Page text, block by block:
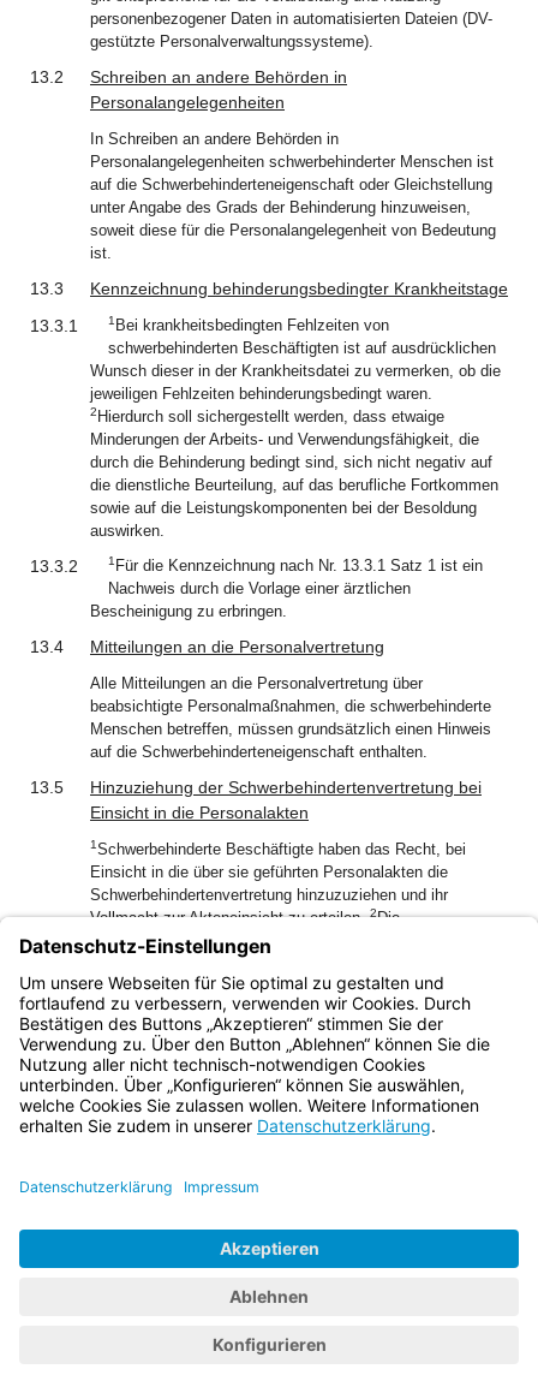
personenbezogener Daten in automatisierten Dateien (DV-
gestützte Personalverwaltungssysteme).
13.2
Schreiben an andere Behörden in
Personalangelegenheiten
In Schreiben an andere Behörden in
Personalangelegenheiten schwerbehinderter Menschen ist
auf die Schwerbehinderteneigenschaft oder Gleichstellung
unter Angabe des Grads der Behinderung hinzuweisen,
soweit diese für die Personalangelegenheit von Bedeutung
ist.
13.3
Kennzeichnung behinderungsbedingter Krankheitstage
13.3.1
1 Bei krankheitsbedingten Fehlzeiten von
schwerbehinderten Beschäftigten ist auf ausdrücklichen
Wunsch dieser in der Krankheitsdatei zu vermerken, ob die
jeweiligen Fehlzeiten behinderungsbedingt waren.
2 Hierdurch soll sichergestellt werden, dass etwaige
Minderungen der Arbeits- und Verwendungsfähigkeit, die
durch die Behinderung bedingt sind, sich nicht negativ auf
die dienstliche Beurteilung, auf das berufliche Fortkommen
sowie auf die Leistungskomponenten bei der Besoldung
auswirken.
13.3.2 1 Für die Kennzeichnung nach Nr. 13.3.1 Satz 1 ist ein
Nachweis durch die Vorlage einer ärztlichen
Bescheinigung zu erbringen.
13.4 Mitteilungen an die Personalvertretung
Alle Mitteilungen an die Personalvertretung über
beabsichtigte Personalmaßnahmen, die schwerbehinderte
Menschen betreffen, müssen grundsätzlich einen Hinweis
auf die Schwerbehinderteneigenschaft enthalten.
13.5
Hinzuziehung der Schwerbehindertenvertretung bei
Einsicht in die Personalakten
1Schwerbehinderte Beschäftigte haben das Recht, bei
Einsicht in die über sie geführten Personalakten die
Schwerbehindertenvertretung hinzuzuziehen und ihr
Vollmacht zur Akteneinsicht zu erteilen.2Die
Schwerbehindertenvertretung hat über den Inhalt der
Personalakten Stillschweigen zu bewahren, soweit sie von
schwerbehinderten Beschäftigten nicht von dieser
Verpflichtung entbunden wird (§ 178 Abs. 3 SGB IX).
Bayern.de
BayernPortal
Impressum